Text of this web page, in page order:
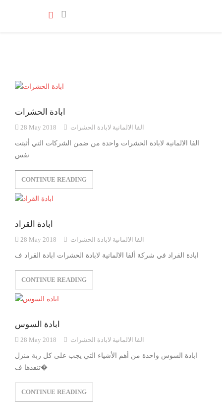
ابادة الحشرات
28 May 2018 الفا الالمانية لابادة الحشرات
الفا الالمانية لابادة الحشرات واحدة من ضمن الشركات التي أثبتت
نفس
CONTINUE READING
ابادة القراد
28 May 2018 الفا الالمانية لابادة الحشرات
ابادة القراد في شركة ألفا الالمانية لابادة الحشرات ابادة القراد ف
CONTINUE READING
ابادة السوس
28 May 2018 الفا الالمانية لابادة الحشرات
ابادة السوس واحدة من أهم الأشياء التي يجب على كل ربة منزل
تنفذها ف�
CONTINUE READING